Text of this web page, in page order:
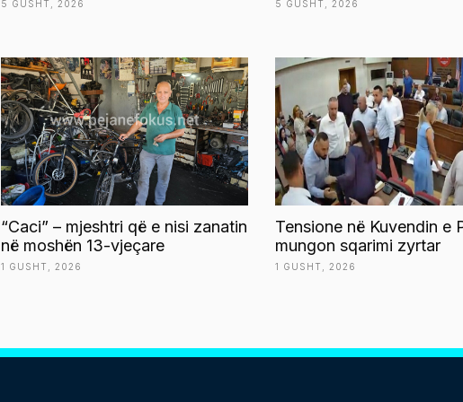
5 GUSHT, 2026 5 GUSHT, 2026
“Caci” – mjeshtri që e nisi zanatin
në moshën 13-vjeçare
1 GUSHT, 2026
Tensione në Kuvendin e
mungon sqarimi zyrtar
1 GUSHT, 2026